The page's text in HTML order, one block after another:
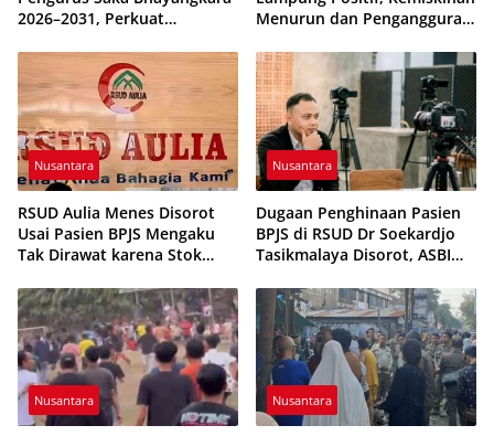
2026–2031, Perkuat
Generasi Muda
Menurun dan Pengangguran
Nusantara
RSUD Aulia Menes Disorot
Usai Pasien BPJS Mengaku
Tak Dirawat karena Stok
Nusantara
Dugaan Penghinaan Pasien
BPJS di RSUD Dr Soekardjo
Tasikmalaya Disorot, ASBI
Etika Pelayanan
Nusantara Nusantara